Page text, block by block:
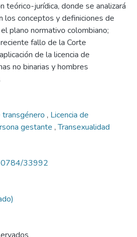
teórico-jurídica, donde se analizará
los conceptos y definiciones de
plano normativo colombiano;
fallo de la Corte
de la licencia de
no binarias y hombres
, Licencia de
gestante ,Transexualidad
33992